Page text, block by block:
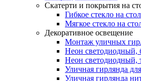
Скатерти и покрытия на
Гибкое стекло на стол
Мягкое стекло на
Декоративное освещение
Монтаж уличных
Неон светодиодный,
Неон светодиодный,
Уличная гирлянда
Уличная гирлянда